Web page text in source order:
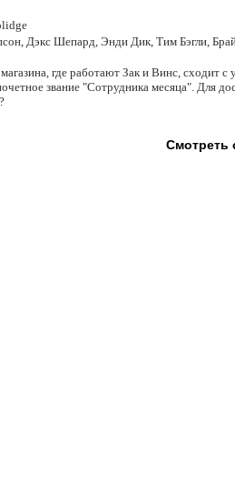
Дэкс Шепард, Энди Дик, Тим Бэгли,
где работают Зак и Винс, сходит
звание "Сотрудника месяца". Для
Смотреть